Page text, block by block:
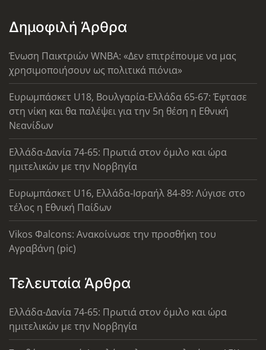
Δημοφιλή Άρθρα
Ένωση Παικτριών WNBA: «Δεν επιτρέπουμε να μας
χρησιμοποιήσουν ως πολιτικά πιόνια»
Ευρωμπάσκετ U18, Βουλγαρία-Ελλάδα 65-67: Έφτασε
στη νίκη και θα παλέψει για την 5η θέση η Εθνική
Νεανίδων
Ελλάδα-Δανία 74-65: Πρωτιά στον όμιλο και ώρα
ημιτελικών με την Νορβηγία
Ευρωμπάσκετ U16, Ελλάδα-Ισραήλ 84-89: Λύγισε στο
τέλος η Εθνική Παίδων
Vikos Φalcons: Ανακοίνωσε την προσθήκη του
Αγραβάνη (pic)
Τελευταία Άρθρα
Ελλάδα-Δανία 74-65: Πρωτιά στον όμιλο και ώρα
ημιτελικών με την Νορβηγία